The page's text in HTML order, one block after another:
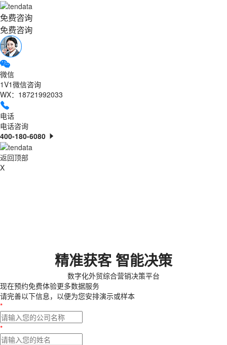
免费咨询
免费咨询
微信
1V1微信咨询
WX：18721992033
电话
电话咨询
400-180-6080
返回顶部
X
精准获客 智能决策
数字化外贸综合营销决策平台
现在预约免费体验更多数据服务
请完善以下信息，以便为您安排演示或样本
*
*